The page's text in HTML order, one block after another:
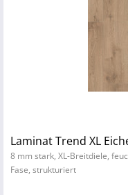
Laminat Trend XL
8 mm stark, XL-Breitdiele,
Fase, strukturiert